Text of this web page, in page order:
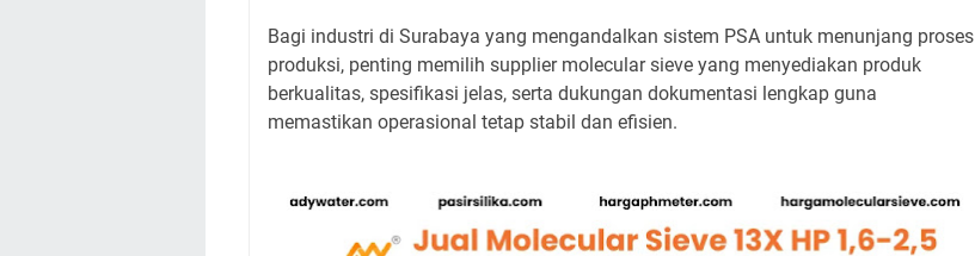
Bagi industri di Surabaya yang mengandalkan sistem PSA untuk menunjang proses
produksi, penting memilih supplier molecular sieve yang menyediakan produk
berkualitas, spesifikasi jelas, serta dukungan dokumentasi lengkap guna
memastikan operasional tetap stabil dan efisien.